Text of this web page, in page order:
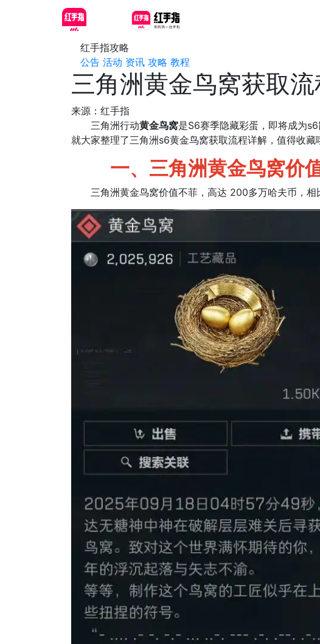
红手指攻略
公告 活动 资讯 攻略 教程
三角洲黄金鸟窝获取
来源：红手指
三角洲行动黄金鸟窝是S6赛季隐藏彩蛋，即将成为
就大家整理了三角洲s6黄金鸟窝获取流程详解，值得收藏
一、三角洲黄金鸟窝价值
三角洲黄金鸟窝价值不菲，高达 200多万哈夫币，相